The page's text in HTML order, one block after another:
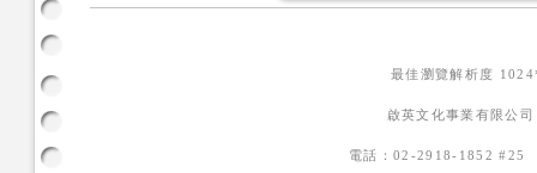
最佳瀏覽解析度
啟英文化事業有限公
電話：02-2918-1852